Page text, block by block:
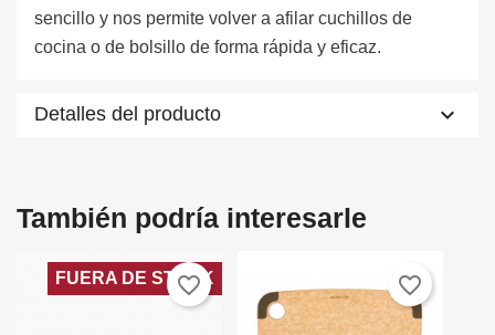
Añadir a la lista de deseos
deseos.
sencillo y nos permite volver a afilar cuchillos de
cocina o de bolsillo de forma rápida y eficaz.
Detalles del producto keyboard_arrow_down
También podría interesarle
FUERA DE STOCK
favorite_border favorite_border